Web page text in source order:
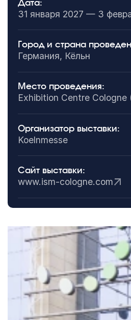
Дата:
31 января 2027 — 3
Город и страна
Германия, Кёльн
Место проведения:
Exhibition Centre Cologne
Организатор выставки:
Koelnmesse
Сайт выставки:
www.ism-cologne.com